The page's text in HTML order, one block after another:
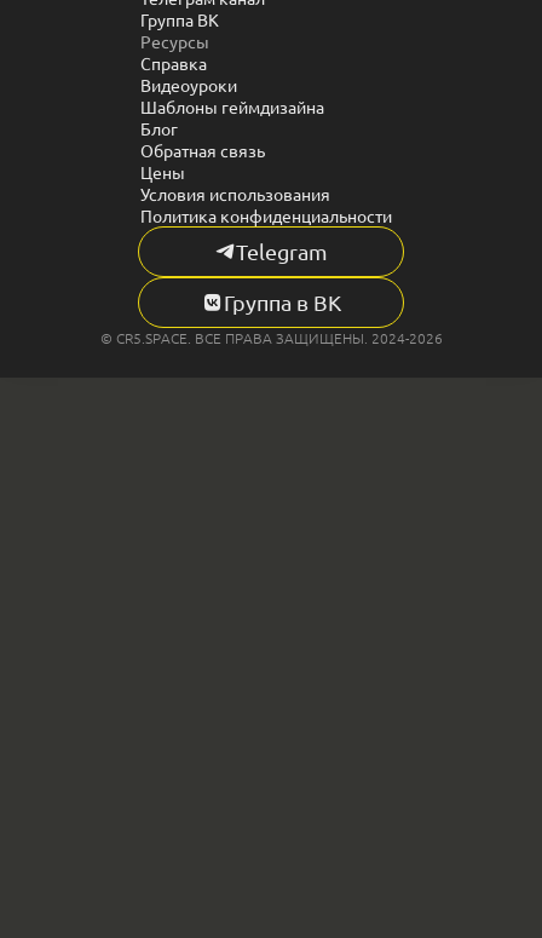
Группа ВК
Ресурсы
Справка
Видеоуроки
Шаблоны геймдизайна
Блог
Обратная связь
Цены
Условия использования
Политика конфиденциальности
Telegram
Группа в ВК
© CR5.SPACE. ВСЕ ПРАВА ЗАЩИЩЕНЫ. 2024-2026